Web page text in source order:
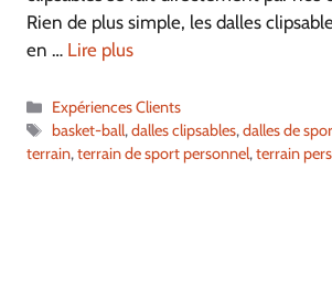
Rien de plus simple, les dalles
en … Lire plus
Catégories
Expériences Clients
Étiquettes
basket-ball,dalles clipsables,dalles de
terrain,terrain de sport personnel,terrain